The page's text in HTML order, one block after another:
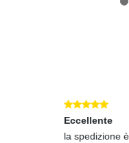
Eccellente
la spedizione